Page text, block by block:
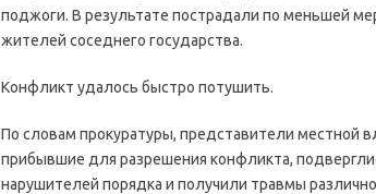
поджоги. В результате пострадали по меньшей
жителей соседнего государства.
Конфликт удалось быстро потушить.
По словам прокуратуры, представители местной
прибывшие для разрешения конфликта,
нарушителей порядка и получили травмы